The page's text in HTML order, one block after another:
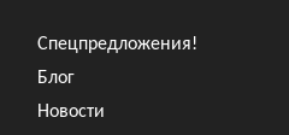
Спецпредложения!
Блог
Новости